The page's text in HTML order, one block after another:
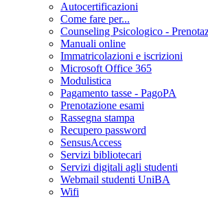
Autocertificazioni
Come fare per...
Counseling Psicologico -
Manuali online
Immatricolazioni e iscrizioni
Microsoft Office 365
Modulistica
Pagamento tasse - PagoPA
Prenotazione esami
Rassegna stampa
Recupero password
SensusAccess
Servizi bibliotecari
Servizi digitali agli studenti
Webmail studenti UniBA
Wifi